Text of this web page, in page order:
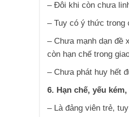
– Đôi khi còn chưa
– Tuy có ý thức trong
– Chưa mạnh dạn đề
còn hạn chế trong
– Chưa phát huy hết
6. Hạn chế, yếu
– Là đảng viên trẻ,